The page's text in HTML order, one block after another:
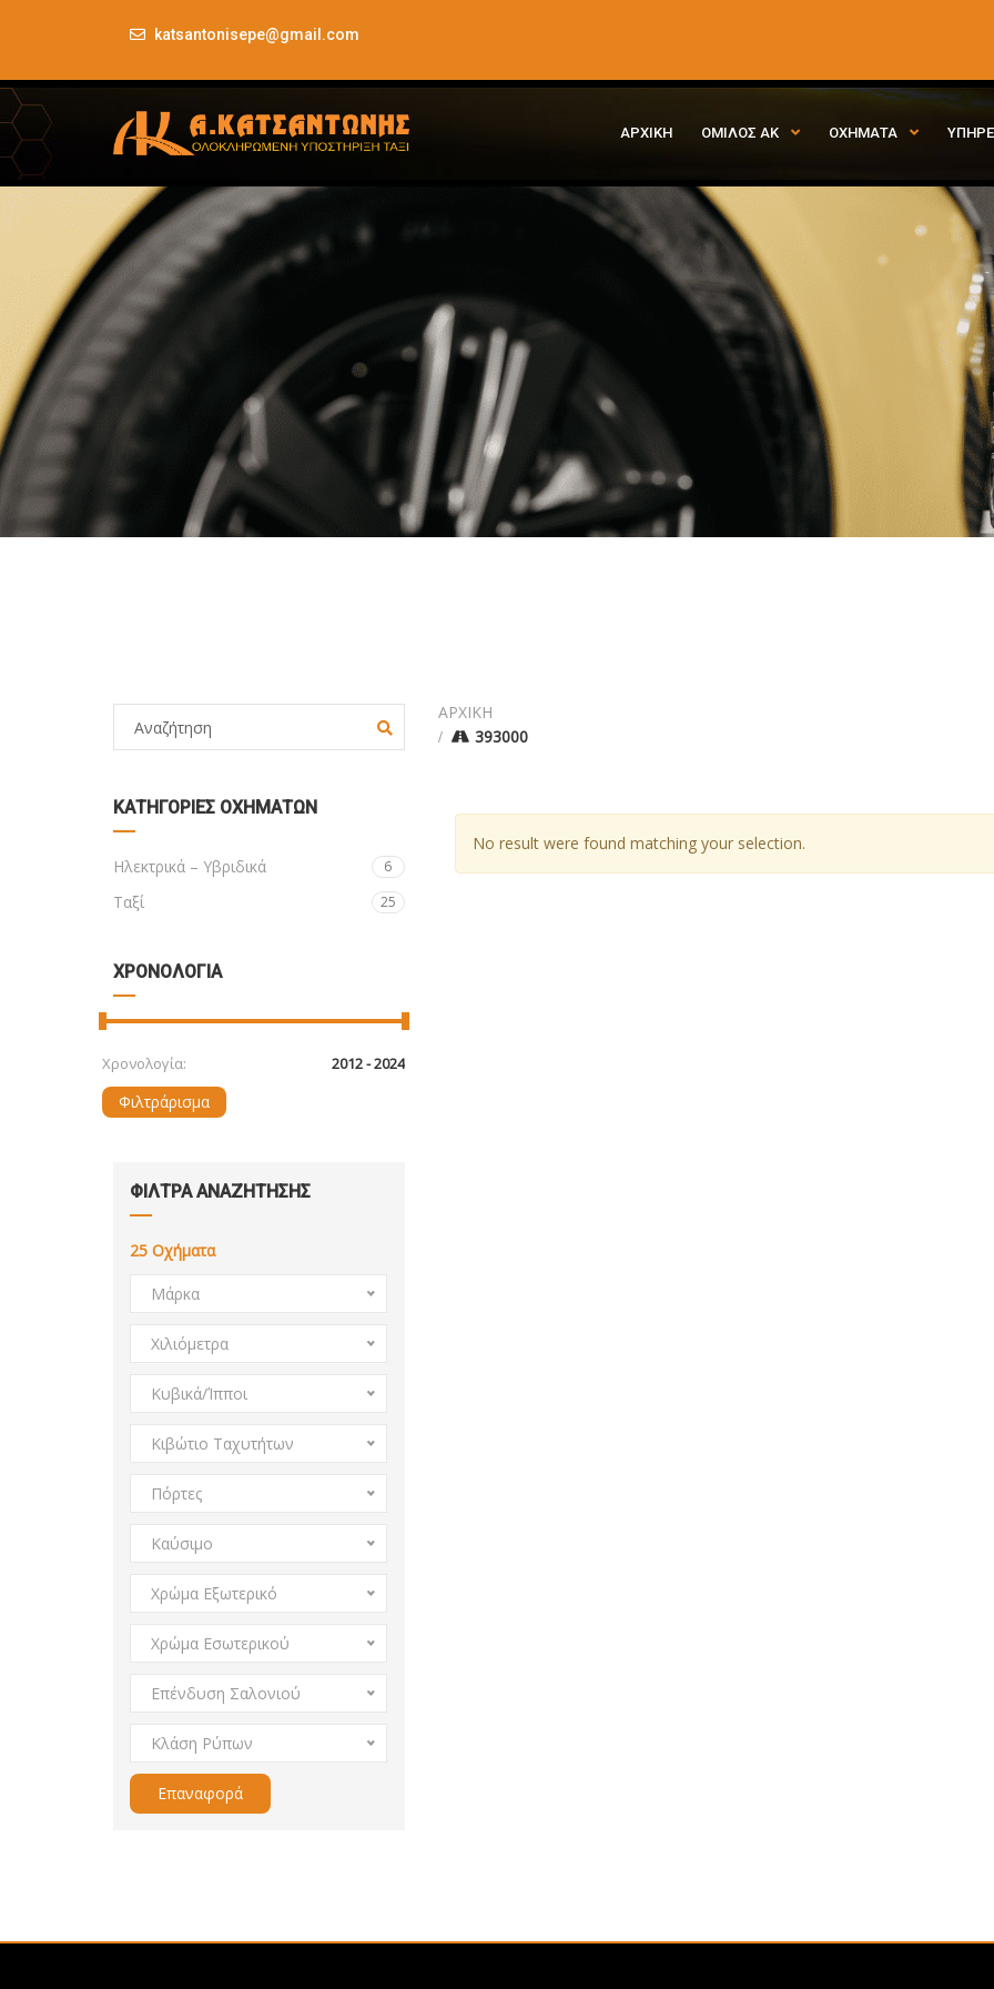
katsantonisepe@gmail.com
ΑΡΧΙΚΗ ΟΜΙΛΟΣ ΑΚ ΟΧΗΜΑΤΑ
ΚΑΤΗΓΟΡΊΕΣ ΟΧΗΜΆΤΩΝ
Ηλεκτρικά – Υβριδικά 6
Ταξί 25
ΧΡΟΝΟΛΟΓΙΑ
Χρονολογία:
Φιλτράρισμα
ΦΙΛΤΡΑ ΑΝΑΖΗΤΗΣΗΣ
25 Οχήματα
Μάρκα
Χιλιόμετρα
Κυβικά/Ίπποι
Κιβώτιο Ταχυτήτων
Πόρτες
Καύσιμο
Χρώμα Εξωτερικό
Χρώμα Εσωτερικού
Επένδυση Σαλονιού
Κλάση Ρύπων
Επαναφορά
ΑΡΧΙΚΗ
393000
No result were found matching your selection.